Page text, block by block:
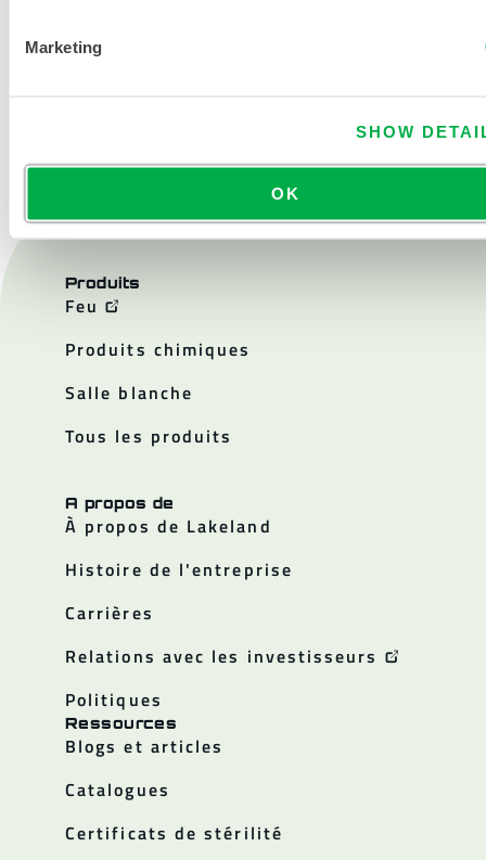
Marketing
SHOW
OK
Produits
Feu
Produits chimiques
Salle blanche
Tous les produits
A propos de
À propos de Lakeland
Histoire de l'entreprise
Carrières
Relations avec les investisseurs
Politiques
Ressources
Blogs et articles
Catalogues
Certificats de stérilité